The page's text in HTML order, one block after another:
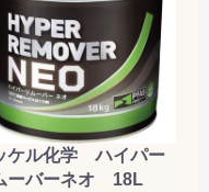
ケル化学 ハイパー
ーバーネオ 18L